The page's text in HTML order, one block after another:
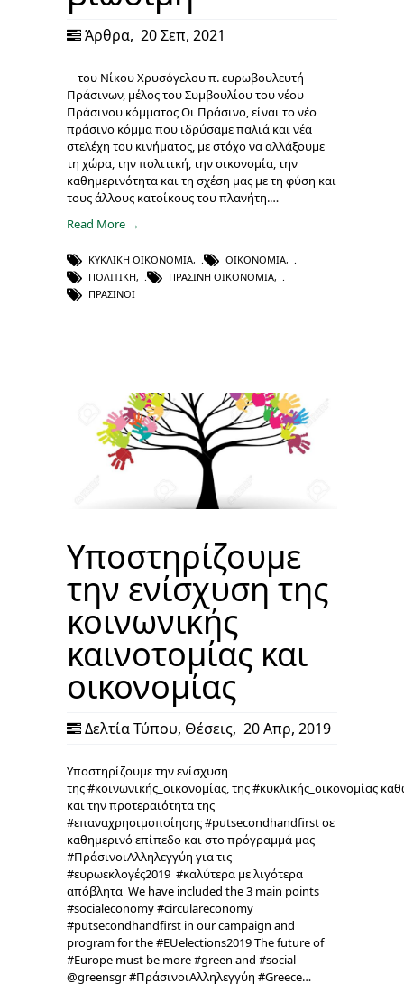
Άρθρα, 20 Σεπ, 2021
του Νίκου Χρυσόγελου π. ευρωβουλευτή
Πράσινων, μέλος του Συμβουλίου του νέου
Πράσινου κόμματος Οι Πράσινο, είναι το νέο
πράσινο κόμμα που ιδρύσαμε παλιά και νέα
στελέχη του κινήματος, με στόχο να αλλάξουμε
τη χώρα, την πολιτική, την οικονομία, την
καθημερινότητα και τη σχέση μας με τη φύση και
τους άλλους κατοίκους του πλανήτη.…
Read More →
ΚΥΚΛΙΚΉ ΟΙΚΟΝΟΜΊΑ, ΟΙΚΟΝΟΜΊΑ,
ΠΟΛΙΤΙΚΉ, ΠΡΆΣΙΝΗ ΟΙΚΟΝΟΜΊΑ,
ΠΡΆΣΙΝΟΙ
Υποστηρίζουμε
την ενίσχυση της
κοινωνικής
καινοτομίας και
οικονομίας
Δελτία Τύπου, Θέσεις, 20 Απρ, 2019
Υποστηρίζουμε την ενίσχυση
της #κοινωνικής_οικονομίας, της #κυκλικής_οικονομίας
και την προτεραιότητα της
#επαναχρησιμοποίησης #putsecondhandfirst σε
καθημερινό επίπεδο και στο πρόγραμμά μας
#ΠράσινοιΑλληλεγγύη για τις
#ευρωεκλογές2019 #καλύτερα με λιγότερα
απόβλητα We have included the 3 main points
#socialeconomy #circulareconomy
#putsecondhandfirst in our campaign and
program for the #EUelections2019 The future of
#Europe must be more #green and #social
@greensgr #ΠράσινοιΑλληλεγγύη #Greece…